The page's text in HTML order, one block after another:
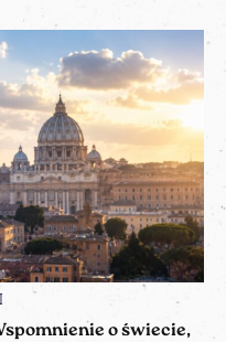
o świecie,